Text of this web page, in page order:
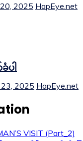
20, 2025 HapEye.net
ပါ
2025 HapEye.net
VISIT (Part_2)